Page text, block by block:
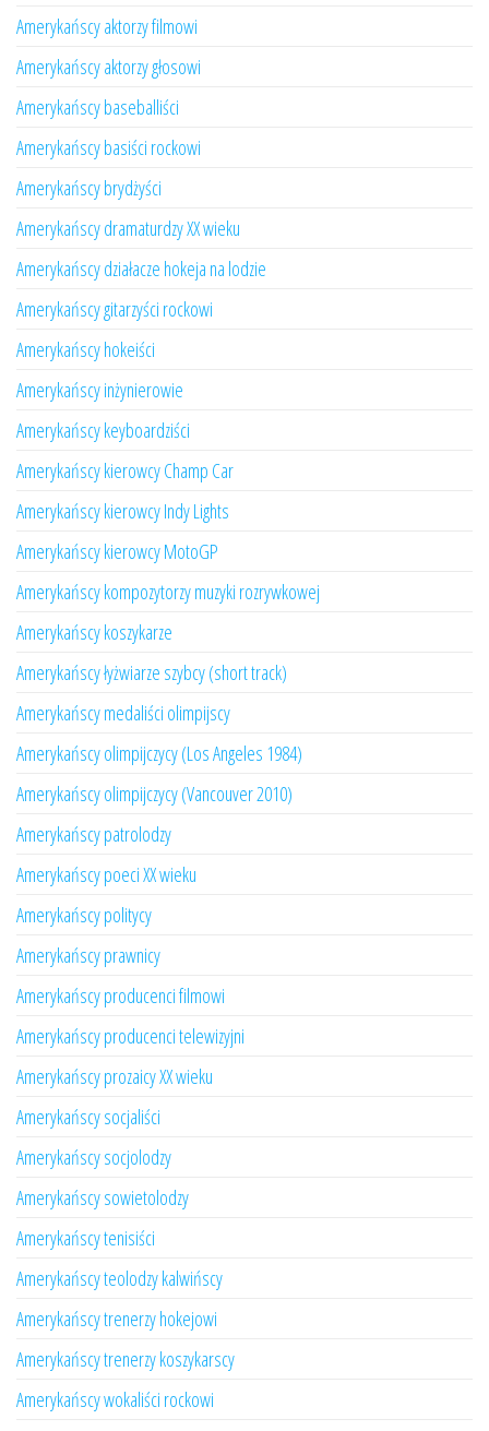
Amerykańscy aktorzy filmowi
Amerykańscy aktorzy głosowi
Amerykańscy baseballiści
Amerykańscy basiści rockowi
Amerykańscy brydżyści
Amerykańscy dramaturdzy XX wieku
Amerykańscy działacze hokeja na lodzie
Amerykańscy gitarzyści rockowi
Amerykańscy hokeiści
Amerykańscy inżynierowie
Amerykańscy keyboardziści
Amerykańscy kierowcy Champ Car
Amerykańscy kierowcy Indy Lights
Amerykańscy kierowcy MotoGP
Amerykańscy kompozytorzy muzyki rozrywkowej
Amerykańscy koszykarze
Amerykańscy łyżwiarze szybcy (short track)
Amerykańscy medaliści olimpijscy
Amerykańscy olimpijczycy (Los Angeles 1984)
Amerykańscy olimpijczycy (Vancouver 2010)
Amerykańscy patrolodzy
Amerykańscy poeci XX wieku
Amerykańscy politycy
Amerykańscy prawnicy
Amerykańscy producenci filmowi
Amerykańscy producenci telewizyjni
Amerykańscy prozaicy XX wieku
Amerykańscy socjaliści
Amerykańscy socjolodzy
Amerykańscy sowietolodzy
Amerykańscy tenisiści
Amerykańscy teolodzy kalwińscy
Amerykańscy trenerzy hokejowi
Amerykańscy trenerzy koszykarscy
Amerykańscy wokaliści rockowi